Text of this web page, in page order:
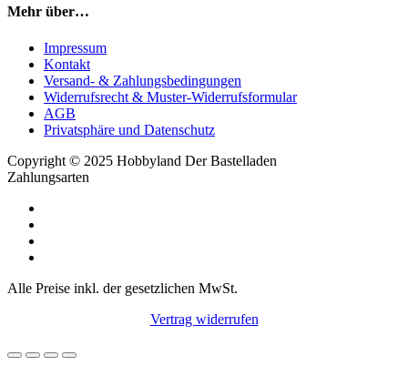
Mehr über…
Impressum
Kontakt
Versand- & Zahlungsbedingungen
Widerrufsrecht & Muster-Widerrufsformular
AGB
Privatsphäre und Datenschutz
Copyright © 2025 Hobbyland Der Bastelladen
Zahlungsarten
Alle Preise inkl. der gesetzlichen MwSt.
Vertrag widerrufen